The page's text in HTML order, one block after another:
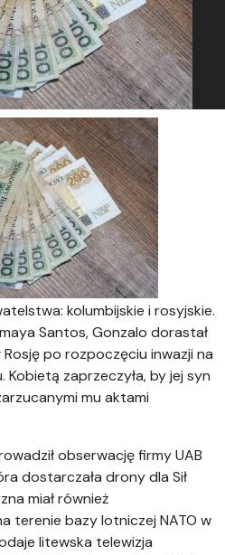
kolumbijskie i rosyjskie.
Santos, Gonzalo dorastał
po rozpoczęciu inwazji na
zaprzeczyła, by jej syn
mu aktami
obserwację firmy UAB
dostarczała drony dla Sił
miał również
terenie bazy lotniczej NATO w
litewska telewizja